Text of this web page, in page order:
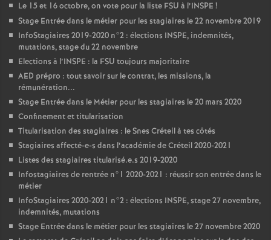
Le 15 et 16 octobre, on vote pour la liste FSU à l’INSPE !
Stage Entrée dans le métier pour les stagiaires le 22 novembre 2019
InfoStagiaires 2019-2020 n°2 : élections INSPE, indemnités,
mutations, stage du 22 novembre
Elections à l’INSPE : la FSU toujours majoritaire
AED prépro : tout savoir sur le contrat, les missions, la
rémunération...
Stage Entrée dans le Métier pour les stagiaires le 20 mars 2020
Confinement et titularisation
Titularisation des stagiaires : le Snes Créteil à tes côtés
Stagiaires affecté-e-s dans l’académie de Créteil 2020-2021
Listes des stagiaires titularisé.e.s 2019-2020
Infostagiaires de rentrée n°1 2020-2021 : réussir son entrée dans le
métier
InfoStagiaires 2020-2021 n°2 : élections INSPE, stage 27 novembre,
indemnités, mutations
Stage Entrée dans le métier pour les stagiaires le 27 novembre 2020